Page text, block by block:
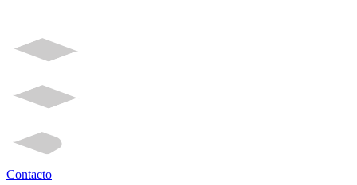
Contacto